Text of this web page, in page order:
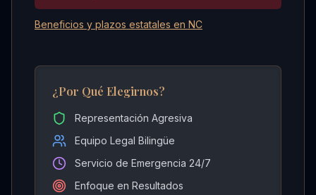
Beneficios y plazos estatales en NC
¿Por Qué Elegirnos?
Representación Agresiva
Equipo Legal Bilingüe
Servicio de Emergencia 24/7
Enfoque en Resultados